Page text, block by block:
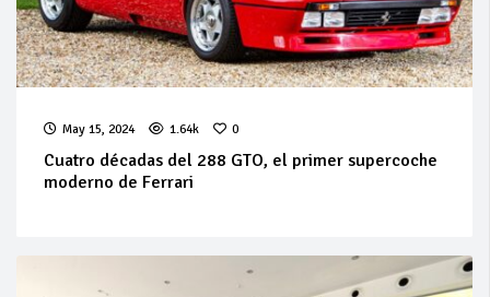
May 15, 2024 1.64k 0
Cuatro décadas del 288 GTO, el primer supercoche
moderno de Ferrari